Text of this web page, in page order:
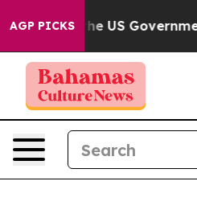
AGP PICKSthe US Government